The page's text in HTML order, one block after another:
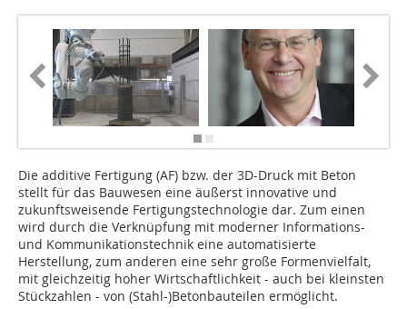
Die additive Fertigung (AF) bzw. der 3D-Druck mit Beton
stellt für das Bauwesen eine äußerst innovative und
zukunftsweisende Fertigungstechnologie dar. Zum einen
wird durch die Verknüpfung mit moderner Informations-
und Kommunikationstechnik eine automatisierte
Herstellung, zum anderen eine sehr große Formenvielfalt,
mit gleichzeitig hoher Wirtschaftlichkeit - auch bei kleinsten
Stückzahlen - von (Stahl-)Betonbauteilen ermöglicht.